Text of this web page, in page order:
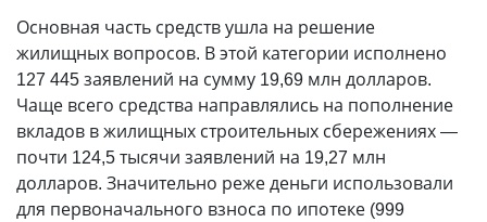
Основная часть средств ушла на решение
жилищных вопросов. В этой категории исполнено
127 445 заявлений на сумму 19,69 млн долларов.
Чаще всего средства направлялись на пополнение
вкладов в жилищных строительных сбережениях —
почти 124,5 тысячи заявлений на 19,27 млн
долларов. Значительно реже деньги использовали
для первоначального взноса по ипотеке (999